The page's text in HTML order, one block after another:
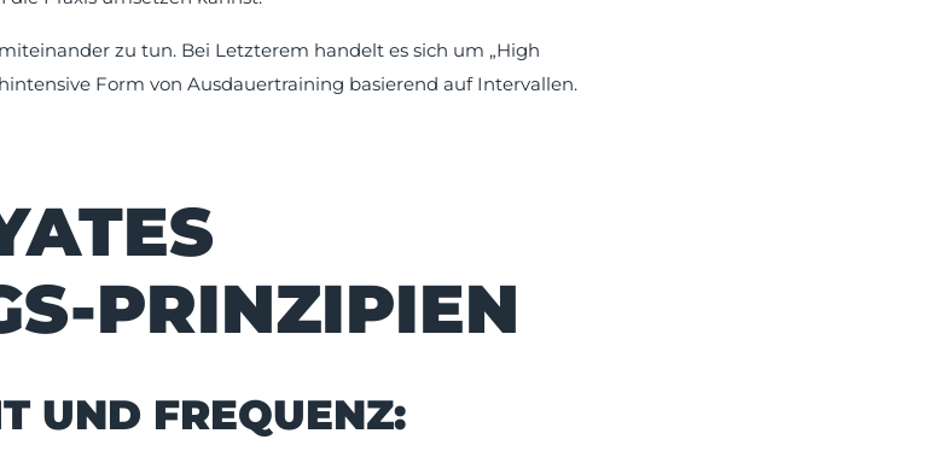
zu tun. Bei Letzterem handelt es sich um „High
Form von Ausdauertraining basierend auf Intervallen.
PRINZIPIEN
UND FREQUENZ: